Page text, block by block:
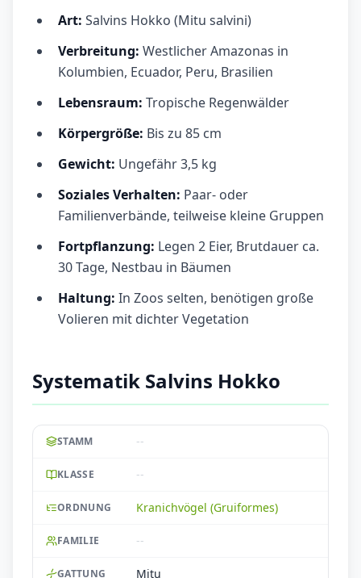
Art: Salvins Hokko (Mitu salvini)
Verbreitung: Westlicher Amazonas in
Kolumbien, Ecuador, Peru, Brasilien
Lebensraum: Tropische Regenwälder
Körpergröße: Bis zu 85 cm
Gewicht: Ungefähr 3,5 kg
Soziales Verhalten: Paar- oder
Familienverbände, teilweise kleine Gruppen
Fortpflanzung: Legen 2 Eier, Brutdauer ca.
30 Tage, Nestbau in Bäumen
Haltung: In Zoos selten, benötigen große
Volieren mit dichter Vegetation
Systematik Salvins Hokko
STAMM --
KLASSE --
ORDNUNG Kranichvögel (Gruiformes)
FAMILIE --
GATTUNG Mitu